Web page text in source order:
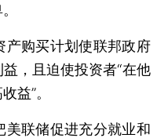
购买计划使联邦政府
，且迫使投资者“在他
益”。
联储促进充分就业和